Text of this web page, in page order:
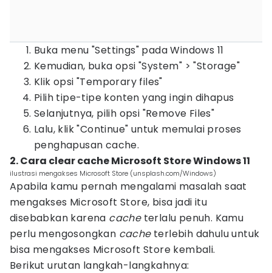
Buka menu "Settings" pada Windows 11
Kemudian, buka opsi "System" > "Storage"
Klik opsi "Temporary files"
Pilih tipe-tipe konten yang ingin dihapus
Selanjutnya, pilih opsi "Remove Files"
Lalu, klik "Continue" untuk memulai proses
penghapusan cache.
2. Cara clear cache Microsoft Store Windows 11
ilustrasi mengakses Microsoft Store (unsplash.com/Windows)
Apabila kamu pernah mengalami masalah saat
mengakses Microsoft Store, bisa jadi itu
disebabkan karena cacheterlalu penuh. Kamu
perlu mengosongkan cacheterlebih dahulu untuk
bisa mengakses Microsoft Store kembali.
Berikut urutan langkah-langkahnya: